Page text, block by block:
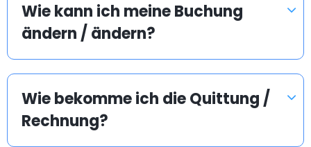
Wie kann ich meine Buchung
ändern / ändern?
Wie bekomme ich die Quittung /
Rechnung?